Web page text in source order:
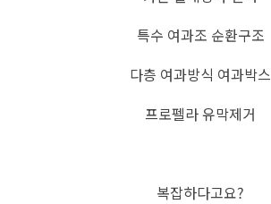
특수 여과조 순환구조
다층 여과방식 여과박스
프로펠라 유막제거
복잡하다고요?